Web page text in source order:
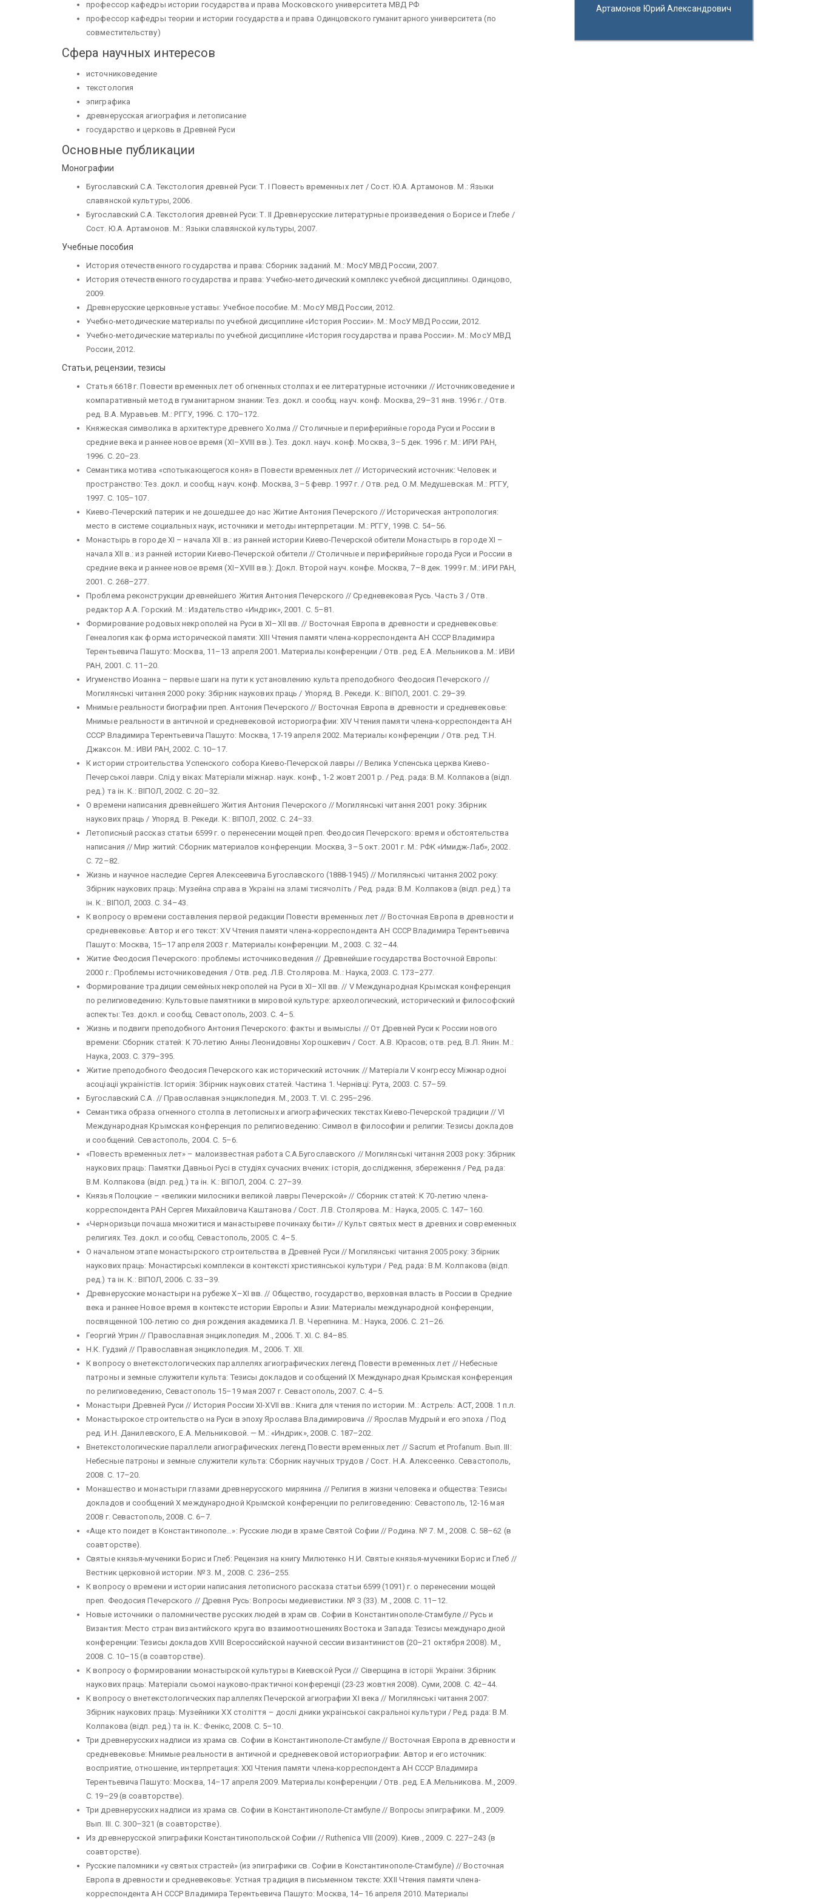
профессор кафедры истории государства и права Московского университета МВД РФ
профессор кафедры теории и истории государства и права Одинцовского гуманитарного университета (по
совместительству)
Сфера научных интересов
источниковедение
текстология
эпиграфика
древнерусская агиография и летописание
государство и церковь в Древней Руси
Основные публикации
Монографии
Бугославский С.А. Текстология древней Руси: Т. I Повесть временных лет / Сост. Ю.А. Артамонов. М.: Языки
славянской культуры, 2006.
Бугославский С.А. Текстология древней Руси: Т. II Древнерусские литературные произведения о Борисе и Глебе /
Сост. Ю.А. Артамонов. М.: Языки славянской культуры, 2007.
Учебные пособия
История отечественного государства и права: Сборник заданий. М.: МосУ МВД России, 2007.
История отечественного государства и права: Учебно-методический комплекс учебной дисциплины. Одинцово,
2009.
Древнерусские церковные уставы: Учебное пособие. М.: МосУ МВД России, 2012.
Учебно-методические материалы по учебной дисциплине «История России». М.: МосУ МВД России, 2012.
Учебно-методические материалы по учебной дисциплине «История государства и права России». М.: МосУ МВД
России, 2012.
Статьи, рецензии, тезисы
Статья 6618 г. Повести временных лет об огненных столпах и ее литературные источники // Источниковедение и
компаративный метод в гуманитарном знании: Тез. докл. и сообщ. науч. конф. Москва, 29–31 янв. 1996 г. / Отв.
ред. В.А. Муравьев. М.: РГГУ, 1996. С. 170–172.
Княжеская символика в архитектуре древнего Холма // Столичные и периферийные города Руси и России в
средние века и раннее новое время (XI–XVIII вв.). Тез. докл. науч. конф. Москва, 3–5 дек. 1996 г. М.: ИРИ РАН,
1996. С. 20–23.
Семантика мотива «спотыкающегося коня» в Повести временных лет // Исторический источник: Человек и
пространство: Тез. докл. и сообщ. науч. конф. Москва, 3–5 февр. 1997 г. / Отв. ред. О.М. Медушевская. М.: РГГУ,
1997. С. 105–107.
Киево-Печерский патерик и не дошедшее до нас Житие Антония Печерского // Историческая антропология:
место в системе социальных наук, источники и методы интерпретации. М.: РГГУ, 1998. С. 54–56.
Монастырь в городе XI – начала XII в.: из ранней истории Киево-Печерской обители Монастырь в городе XI –
начала XII в.: из ранней истории Киево-Печерской обители // Столичные и периферийные города Руси и России в
средние века и раннее новое время (XI–XVIII вв.): Докл. Второй науч. конфе. Москва, 7–8 дек. 1999 г. М.: ИРИ РАН,
2001. С. 268–277.
Проблема реконструкции древнейшего Жития Антония Печерского // Средневековая Русь. Часть 3 / Отв.
редактор А.А. Горский. М.: Издательство «Индрик», 2001. С. 5–81.
Формирование родовых некрополей на Руси в XI–XII вв. // Восточная Европа в древности и средневековье:
Генеалогия как форма исторической памяти: XIII Чтения памяти члена-корреспондента АН СССР Владимира
Терентьевича Пашуто: Москва, 11–13 апреля 2001. Материалы конференции / Отв. ред. Е.А. Мельникова. М.: ИВИ
РАН, 2001. С. 11–20.
Игуменство Иоанна – первые шаги на пути к установлению культа преподобного Феодосия Печерского //
Могилянськi читання 2000 року: Збiрник наукових праць / Упоряд. В. Рекеди. К.: ВIПОЛ, 2001. С. 29–39.
Мнимые реальности биографии преп. Антония Печерского // Восточная Европа в древности и средневековье:
Мнимые реальности в античной и средневековой историографии: XIV Чтения памяти члена-корреспондента АН
СССР Владимира Терентьевича Пашуто: Москва, 17-19 апреля 2002. Материалы конференции / Отв. ред. Т.Н.
Джаксон. М.: ИВИ РАН, 2002. С. 10–17.
К истории строительства Успенского собора Киево-Печерской лавры // Велика Успенська церква Киево-
Печерськоi лаври. Слiд у вiках: Матерiали мiжнар. наук. конф., 1-2 жовт 2001 р. / Ред. рада: В.М. Колпакова (вiдп.
ред.) та iн. К.: ВIПОЛ, 2002. С. 20–32.
О времени написания древнейшего Жития Антония Печерского // Могилянськi читання 2001 року: Збiрник
наукових праць / Упоряд. В. Рекеди. К.: ВIПОЛ, 2002. С. 24–33.
Летописный рассказ статьи 6599 г. о перенесении мощей преп. Феодосия Печерского: время и обстоятельства
написания // Мир житий: Сборник материалов конференции. Москва, 3–5 окт. 2001 г. М.: РФК «Имидж-Лаб», 2002.
С. 72–82.
Жизнь и научное наследие Сергея Алексеевича Бугославского (1888-1945) // Могилянськi читання 2002 року:
Збiрник наукових праць: Музейна справа в Украiнi на зламi тисячолiть / Ред. рада: В.М. Колпакова (вiдп. ред.) та
iн. К.: ВIПОЛ, 2003. С. 34–43.
К вопросу о времени составления первой редакции Повести временных лет // Восточная Европа в древности и
средневековье: Автор и его текст: XV Чтения памяти члена-корреспондента АН СССР Владимира Терентьевича
Пашуто: Москва, 15–17 апреля 2003 г. Материалы конференции. М., 2003. С. 32–44.
Житие Феодосия Печерского: проблемы источниковедения // Древнейшие государства Восточной Европы:
2000 г.: Проблемы источниковедения / Отв. ред. Л.В. Столярова. М.: Наука, 2003. С. 173–277.
Формирование традиции семейных некрополей на Руси в XI–XII вв. // V Международная Крымская конференция
по религиоведению: Культовые памятники в мировой культуре: археологический, исторический и философский
аспекты: Тез. докл. и сообщ. Севастополь, 2003. С. 4–5.
Жизнь и подвиги преподобного Антония Печерского: факты и вымыслы // От Древней Руси к России нового
времени: Сборник статей: К 70-летию Анны Леонидовны Хорошкевич / Сост. А.В. Юрасов; отв. ред. В.Л. Янин. М.:
Наука, 2003. С. 379–395.
Житие преподобного Феодосия Печерского как исторический источник // Матерiали V конгрессу Мiжнародноi
асоцiацii украiнiстiв. Iсториiя: Збiрник наукових статей. Частина 1. Чернiвцi: Рута, 2003. С. 57–59.
Бугославский С.А. // Православная энциклопедия. М., 2003. Т. VI. С. 295–296.
Семантика образа огненного столпа в летописных и агиографических текстах Киево-Печерской традиции // VI
Международная Крымская конференция по религиоведению: Символ в философии и религии: Тезисы докладов
и сообщений. Севастополь, 2004. С. 5–6.
«Повесть временных лет» – малоизвестная работа С.А.Бугославского // Могилянськi читання 2003 року: Збiрник
наукових праць: Памятки Давньоi Русi в студiях сучасних вчених: iсторiя, дослiдження, збереження / Ред. рада:
В.М. Колпакова (вiдп. ред.) та iн. К.: ВIПОЛ, 2004. С. 27–39.
Князья Полоцкие – «великии милосники великой лавры Печерской» // Сборник статей: К 70-летию члена-
корреспондента РАН Сергея Михайловича Каштанова / Сост. Л.В. Столярова. М.: Наука, 2005. С. 147–160.
«Черноризьци почаша множитися и манастыреве починаху быти» // Культ святых мест в древних и современных
религиях. Тез. докл. и сообщ. Севастополь, 2005. С. 4–5.
О начальном этапе монастырского строительства в Древней Руси // Могилянськi читання 2005 року: Збiрник
наукових праць: Монастирськi комплекси в контекстi християнськоi культури / Ред. рада: В.М. Колпакова (вiдп.
ред.) та iн. К.: ВIПОЛ, 2006. С. 33–39.
Древнерусские монастыри на рубеже X–XI вв. // Общество, государство, верховная власть в России в Средние
века и раннее Новое время в контексте истории Европы и Азии: Материалы международной конференции,
посвященной 100-летию со дня рождения академика Л. В. Черепнина. М.: Наука, 2006. С. 21–26.
Георгий Угрин // Православная энциклопедия. М., 2006. Т. XI. С. 84–85.
Н.К. Гудзий // Православная энциклопедия. М., 2006. Т. XII.
К вопросу о внетекстологических параллелях агиографических легенд Повести временных лет // Небесные
патроны и земные служители культа: Тезисы докладов и сообщений IX Международная Крымская конференция
по религиоведению, Севастополь 15–19 мая 2007 г. Севастополь, 2007. С. 4–5.
Монастыри Древней Руси // История России XI-XVII вв.: Книга для чтения по истории. М.: Астрель: АСТ, 2008. 1 п.л.
Монастырское строительство на Руси в эпоху Ярослава Владимировича // Ярослав Мудрый и его эпоха / Под
ред. И.Н. Данилевского, Е.А. Мельниковой. — М.: «Индрик», 2008. С. 187–202.
Внетекстологические параллели агиографических легенд Повести временных лет // Sacrum et Profanum. Вып. III:
Небесные патроны и земные служители культа: Сборник научных трудов / Сост. Н.А. Алексеенко. Севастополь,
2008. С. 17–20.
Монашество и монастыри глазами древнерусского мирянина // Религия в жизни человека и общества: Тезисы
докладов и сообщений X международной Крымской конференции по религоведению: Севастополь, 12-16 мая
2008 г. Севастополь, 2008. С. 6–7.
«Аще кто поидет в Константинополе…»: Русские люди в храме Святой Софии // Родина. № 7. М., 2008. С. 58–62 (в
соавторстве).
Святые князья-мученики Борис и Глеб: Рецензия на книгу Милютенко Н.И. Святые князья-мученики Борис и Глеб //
Вестник церковной истории. № 3. М., 2008. С. 236–255.
К вопросу о времени и истории написания летописного рассказа статьи 6599 (1091) г. о перенесении мощей
преп. Феодосия Печерского // Древня Русь: Вопросы медиевистики. № 3 (33). М., 2008. С. 11–12.
Новые источники о паломничестве русских людей в храм св. Софии в Константинополе-Стамбуле // Русь и
Византия: Место стран византийского круга во взаимоотношениях Востока и Запада: Тезисы международной
конференции: Тезисы докладов XVIII Всероссийской научной сессии византинистов (20–21 октября 2008). М.,
2008. С. 10–15 (в соавторстве).
К вопросу о формировании монастырской культуры в Киевской Руси // Сiверщина в iсторii Украiни: Збiрник
наукових праць: Матерiали сьомоi науково-практичноi конференцii (23-23 жовтня 2008). Суми, 2008. С. 42–44.
К вопросу о внетекстологических параллелях Печерской агиографии XI века // Могилянськi читання 2007:
Збiрник наукових праць: Музейники XX столiття – дослi дники украiнськоi сакральноi культури / Ред. рада: В.М.
Колпакова (вiдп. ред.) та iн. К.: Фенiкс, 2008. С. 5–10.
Три древнерусских надписи из храма св. Софии в Константинополе-Стамбуле // Восточная Европа в древности и
средневековье: Мнимые реальности в античной и средневековой историографии: Автор и его источник:
восприятие, отношение, интерпретация: XXI Чтения памяти члена-корреспондента АН СССР Владимира
Терентьевича Пашуто: Москва, 14–17 апреля 2009. Материалы конференции / Отв. ред. Е.А.Мельникова. М., 2009.
С. 19–29 (в соавторстве).
Три древнерусских надписи из храма св. Софии в Константинополе-Стамбуле // Вопросы эпиграфики. М., 2009.
Вып. III. С. 300–321 (в соавторстве).
Из древнерусской эпиграфики Константинопольской Софии // Ruthenica VIII (2009). Киев., 2009. С. 227–243 (в
соавторстве).
Русские паломники «у святых страстей» (из эпиграфики св. Софии в Константинополе-Стамбуле) // Восточная
Европа в древности и средневековье: Устная традиция в письменном тексте: XXII Чтения памяти члена-
корреспондента АН СССР Владимира Терентьевича Пашуто: Москва, 14–16 апреля 2010. Материалы
Артамонов Юрий Александрович